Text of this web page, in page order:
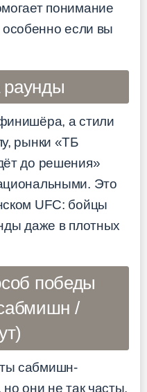
понимание
особенно если вы
раунды
а стили
рынки «ТБ
до решения»
Это
UFC: бойцы
даже в плотных
победы
/
сабмишн-
они не так часты,